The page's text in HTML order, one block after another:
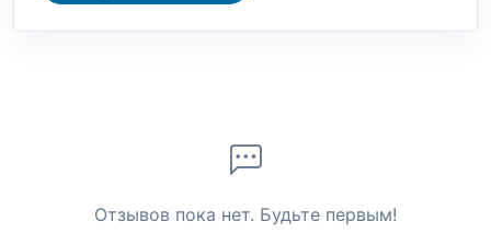
Отзывов пока нет. Будьте первым!